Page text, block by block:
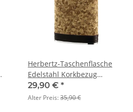
Herbertz-Taschenflasche
Edelstahl Korkbezug
Fassungsvermögen 230 ml
29,90 € *
Alter Preis:35,90 €